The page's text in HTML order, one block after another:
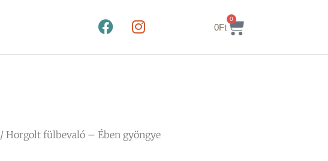
0Ft
0
/ Horgolt fülbevaló – Ében gyöngye